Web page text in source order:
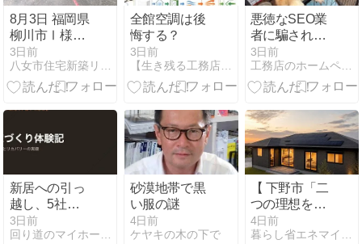
8月3日 福岡県
柳川市Ⅰ様邸
熊本地震被害
調査
3日前
八女市住宅新築リフォーム江田建設専務日記
全館空調は後
悔する？
3日前
【生き残る工務店、消える工務店】
悪徳なSEO業
者に騙されな
いため
に・・・
3日前
工務店のホームページ集客の実践ブログ：年3棟受注するノウハウ
新居への引っ
越し、5社見
積もりでサカ
イに決めた理
3日前
回り道のマイホーム｜注文住宅の実録
砂漠地帯で黒
い服の謎
4日前
ケヤキの木の下で
【 下野市「二
つの理想をか
なえる平屋」
完成見学会 】
4日前
暮らし省エネマイスター 小竹の部屋